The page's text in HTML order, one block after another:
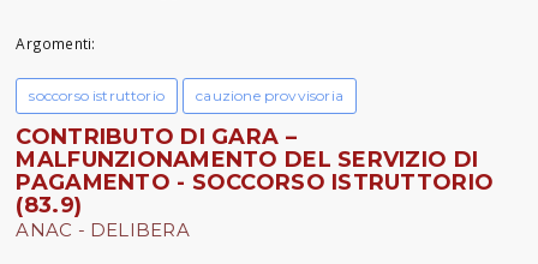
Argomenti:
soccorso istruttorio cauzione provvisoria
CONTRIBUTO DI GARA –
MALFUNZIONAMENTO DEL SERVIZIO DI
PAGAMENTO - SOCCORSO ISTRUTTORIO
(83.9)
ANAC - DELIBERA